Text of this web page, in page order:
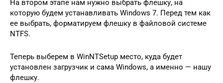
На втором этапе нам нужно выбрать флешку, на
которую будем устанавливать Windows 7. Перед тем как
ее выбрать, форматируем флешку в файловой системе
NTFS.
Теперь выберем в WinNTSetup место, куда будет
установлен загрузчик и сама Windows, а именно — нашу
флешку.